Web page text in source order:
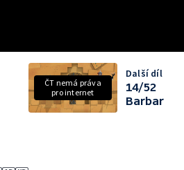
ČT nemá práva
pro internet
Další díl
14/52
Barbar